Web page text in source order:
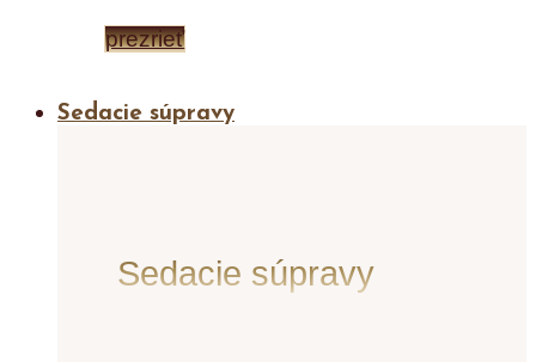
prezrieť
Sedacie súpravy
Sedacie súpravy